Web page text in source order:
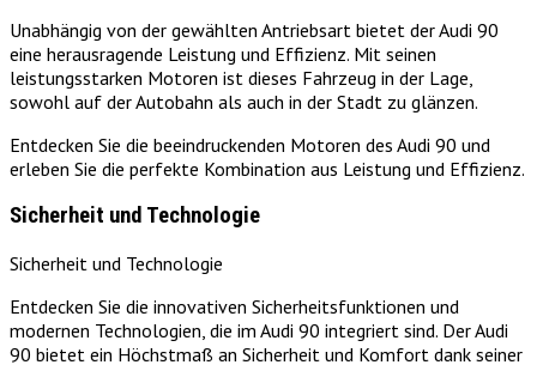
Unabhängig von der gewählten Antriebsart bietet der Audi 90
eine herausragende Leistung und Effizienz. Mit seinen
leistungsstarken Motoren ist dieses Fahrzeug in der Lage,
sowohl auf der Autobahn als auch in der Stadt zu glänzen.
Entdecken Sie die beeindruckenden Motoren des Audi 90 und
erleben Sie die perfekte Kombination aus Leistung und Effizienz.
Sicherheit und Technologie
Sicherheit und Technologie
Entdecken Sie die innovativen Sicherheitsfunktionen und
modernen Technologien, die im Audi 90 integriert sind. Der Audi
90 bietet ein Höchstmaß an Sicherheit und Komfort dank seiner